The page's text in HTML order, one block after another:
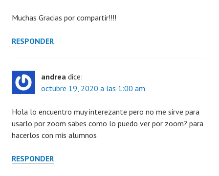
Muchas Gracias por compartir!!!!
RESPONDER
andrea dice:
octubre 19, 2020 a las 1:00 am
Hola lo encuentro muy interezante pero no me sirve para
usarlo por zoom sabes como lo puedo ver por zoom? para
hacerlos con mis alumnos
RESPONDER